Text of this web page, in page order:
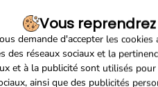
Vous
demande d'accepter les
des réseaux sociaux et la
et à la publicité sont utilisés
ainsi que des publicités